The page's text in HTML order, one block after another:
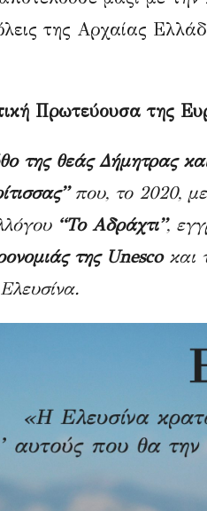
της Αρχαίας
Πρωτεύουσα της
της θεάς Δήμητρας
που, το 2020,
“Το Αδράχτι”,
της Unesco και